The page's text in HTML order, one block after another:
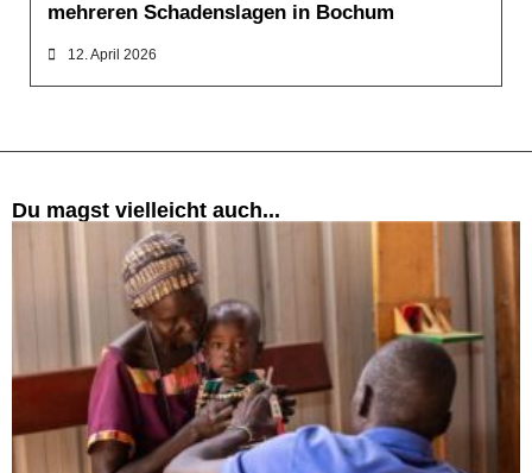
mehreren Schadenslagen in Bochum
12. April 2026
Du magst vielleicht auch...